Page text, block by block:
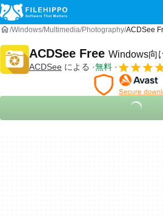
Windows Multimedia Photography ACDSee
ACDSee Free Windows向
ACDSee による 無料